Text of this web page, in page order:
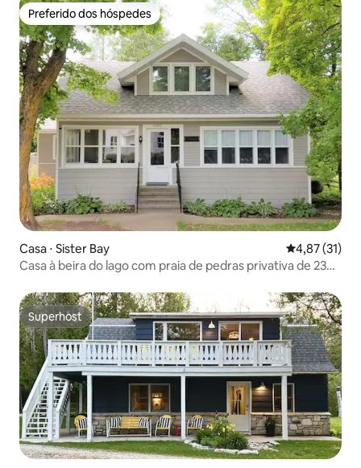
Preferido dos hóspedes
Preferido dos hóspedes
Casa ⋅ Sister Bay 4,87 de uma
4,87 (31)
Casa à beira do lago com praia de pedras privativa de 23
Superhost
Superhost